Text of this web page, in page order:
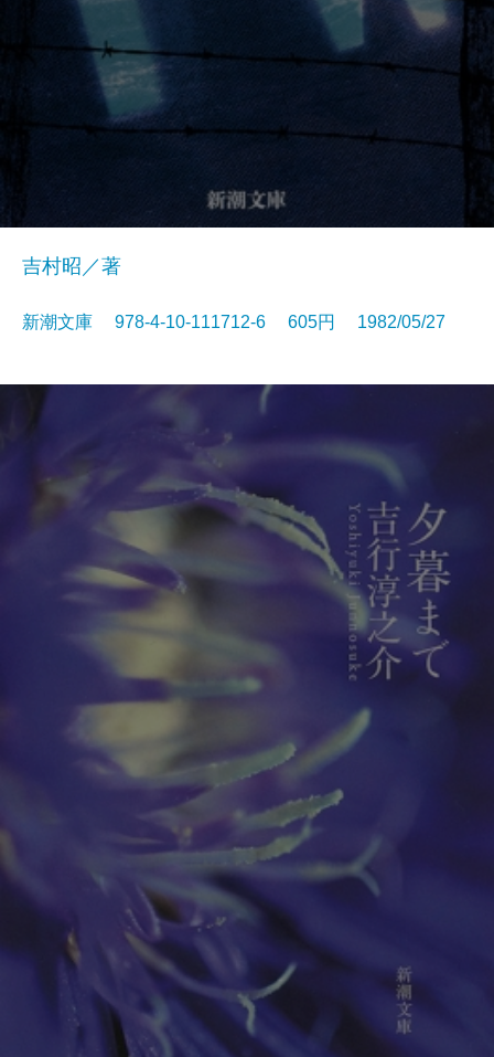
吉村昭／著
新潮文庫 978-4-10-111712-6 605円 1982/05/27